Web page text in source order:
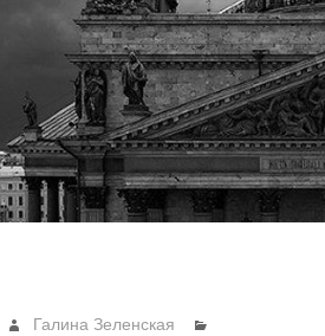
Галина Зеленская